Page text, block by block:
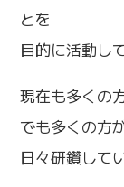
とを
目的に活動し
現在も多くの
でも多くの方
日々研鑽して